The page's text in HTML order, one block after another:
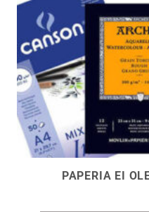
PAPERIA EI